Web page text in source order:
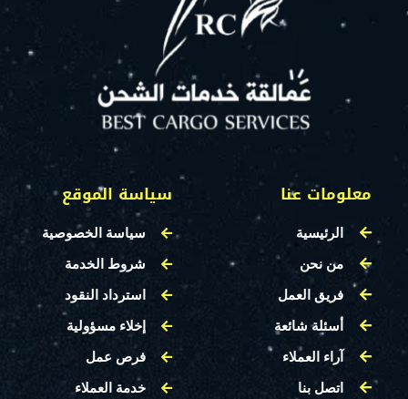
معلومات عنا
الرئيسية
من نحن
فريق العمل
أسئلة شائعة
آراء العملاء
اتصل بنا
سياسة الموقع
سياسة الخصوصية
شروط الخدمة
استرداد النقود
إخلاء مسؤولية
فرص عمل
خدمة العملاء